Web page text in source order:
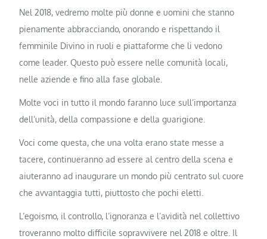
Nel 2018, vedremo molte più donne e uomini che stanno
pienamente abbracciando, onorando e rispettando il
femminile Divino in ruoli e piattaforme che li vedono
come leader. Questo può essere nelle comunità locali,
nelle aziende e fino alla fase globale.
Molte voci in tutto il mondo faranno luce sull’importanza
dell’unità, della compassione e della guarigione.
Voci come questa, che una volta erano state messe a
tacere, continueranno ad essere al centro della scena e
aiuteranno ad inaugurare un mondo più centrato sul cuore
che avvantaggia tutti, piuttosto che pochi eletti.
L’egoismo, il controllo, l’ignoranza e l’avidità nel collettivo
troveranno molto difficile sopravvivere nel 2018 e oltre. Il